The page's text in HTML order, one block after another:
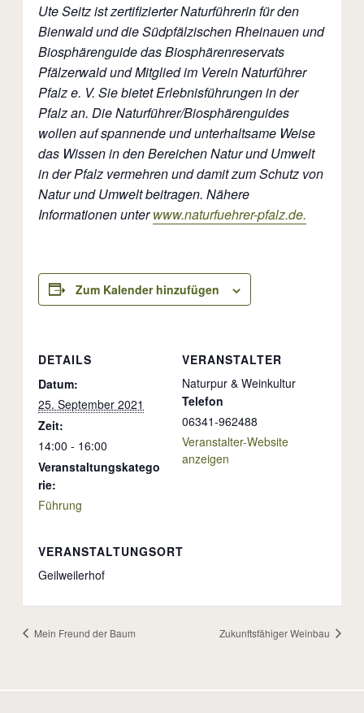
Ute Seitz ist zertifizierter Naturführerin für den
Bienwald und die Südpfälzischen Rheinauen und
Biosphärenguide das Biosphärenreservats
Pfälzerwald und Mitglied im Verein Naturführer
Pfalz e. V. Sie bietet Erlebnisführungen in der
Pfalz an. Die Naturführer/Biosphärenguides
wollen auf spannende und unterhaltsame Weise
das Wissen in den Bereichen Natur und Umwelt
in der Pfalz vermehren und damit zum Schutz von
Natur und Umwelt beitragen. Nähere
Informationen unterwww.naturfuehrer-pfalz.de.
Zum Kalender hinzufügen
DETAILS
Datum:
25. September 2021
Zeit:
14:00 - 16:00
Veranstaltungskatego
rie:
Führung
VERANSTALTER
Naturpur & Weinkultur
Telefon
06341-962488
Veranstalter-Website
anzeigen
VERANSTALTUNGSORT
Geilweilerhof
Mein Freund der Baum Zukunftsfähiger Weinbau